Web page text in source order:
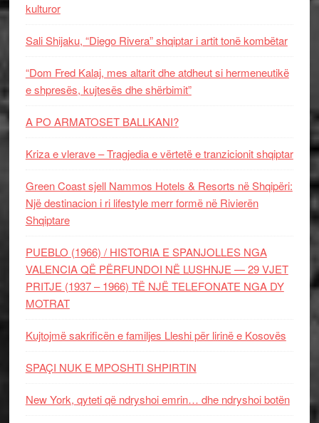
kulturor
Sali Shijaku, “Diego Rivera” shqiptar i artit tonë kombëtar
“Dom Fred Kalaj, mes altarit dhe atdheut si hermeneutikë
e shpresës, kujtesës dhe shërbimit”
A PO ARMATOSET BALLKANI?
Kriza e vlerave – Tragjedia e vërtetë e tranzicionit shqiptar
Green Coast sjell Nammos Hotels & Resorts në Shqipëri:
Një destinacion i ri lifestyle merr formë në Rivierën
Shqiptare
PUEBLO (1966) / HISTORIA E SPANJOLLES NGA
VALENCIA QË PËRFUNDOI NË LUSHNJE — 29 VJET
PRITJE (1937 – 1966) TË NJË TELEFONATE NGA DY
MOTRAT
Kujtojmë sakrificën e familjes Lleshi për lirinë e Kosovës
SPAÇI NUK E MPOSHTI SHPIRTIN
New York, qyteti që ndryshoi emrin… dhe ndryshoi botën